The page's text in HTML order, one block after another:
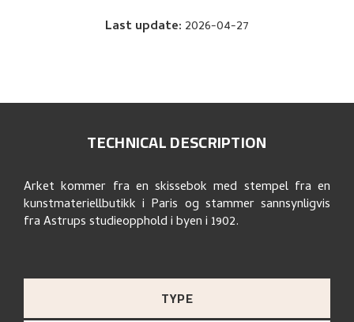
Last update: 2026-04-27
TECHNICAL DESCRIPTION
TYPE
Arket kommer fra en skissebok med stempel fra en
kunstmateriellbutikk i Paris og stammer sannsynligvis
fra Astrups studieopphold i byen i 1902.